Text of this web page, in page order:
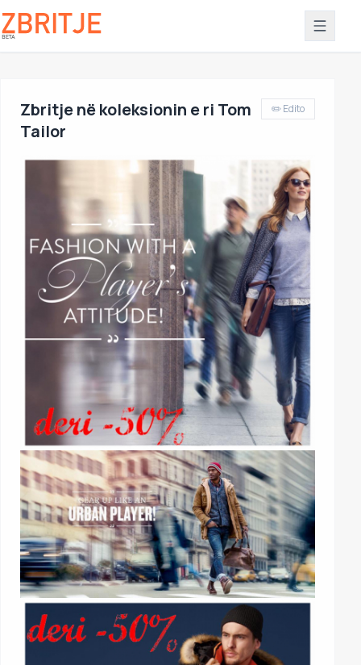
Zbritje në koleksionin e ri Tom
Tailor
✏️ Edito